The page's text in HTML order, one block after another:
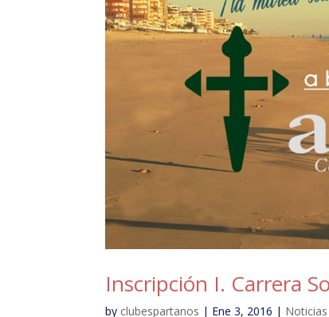
Inscripción I. Carrera
by clubespartanos | Ene 3, 2016 | Noticias